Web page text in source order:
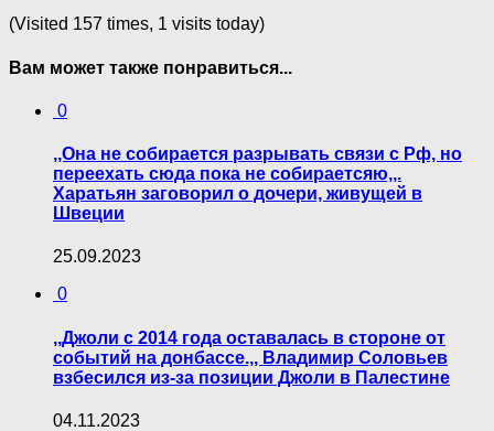
(Visited 157 times, 1 visits today)
Вам может также понравиться...
0
,,Она не собирается разрывать связи с Рф, но
переехать сюда пока не собираетсяю,,.
Харатьян заговорил о дочери, живущей в
Швеции
25.09.2023
0
,,Джоли с 2014 года оставалась в стороне от
событий на донбассе.,, Владимир Соловьев
взбесился из-за позиции Джоли в Палестине
04.11.2023